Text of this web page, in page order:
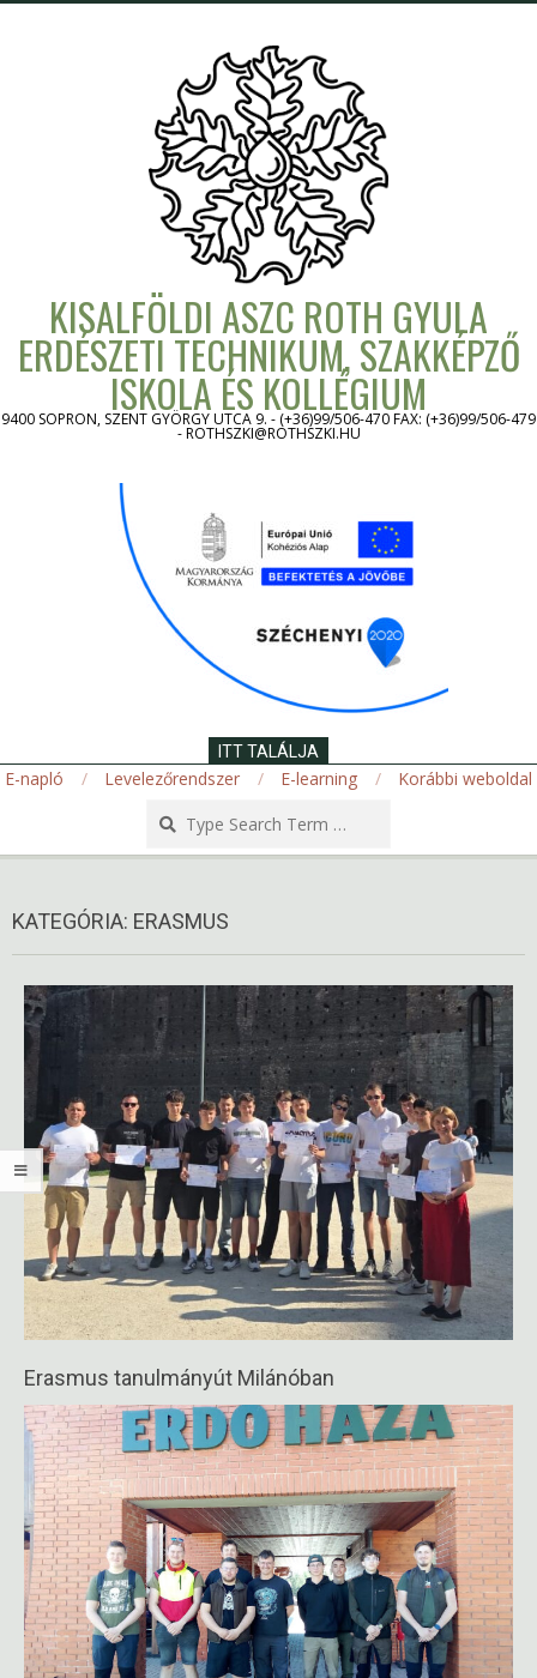
KISALFÖLDI ASZC ROTH GYULA
ERDÉSZETI TECHNIKUM, SZAKKÉPZŐ
ISKOLA ÉS KOLLÉGIUM
9400 SOPRON, SZENT GYÖRGY UTCA 9. - (+36)99/506-470 FAX: (+36)99/506-479
- ROTHSZKI@ROTHSZKI.HU
ITT TALÁLJA
E-napló Levelezőrendszer E-learning
Korábbi weboldal
Menu
KATEGÓRIA: ERASMUS
Erasmus tanulmányút Milánóban
2026-
05-
26